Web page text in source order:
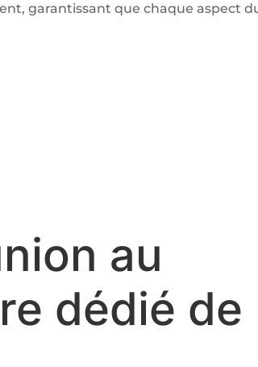
garantissant que chaque aspect
au
dédié de